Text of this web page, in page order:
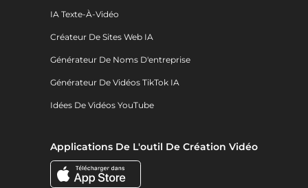
IA Texte-À-Vidéo
Créateur De Sites Web IA
Générateur De Noms D'entreprise
Générateur De Vidéos TikTok IA
Idées De Vidéos YouTube
Applications De L'outil De Création Vidéo